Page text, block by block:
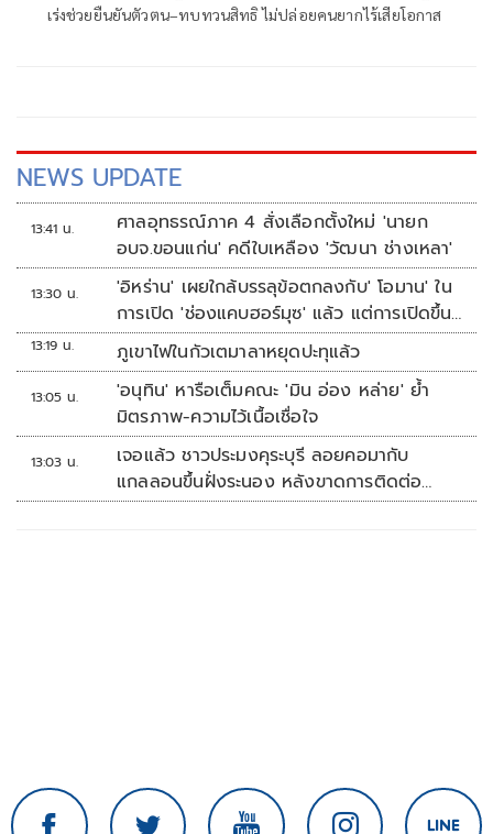
เร่งช่วยยืนยันตัวตน–ทบทวนสิทธิ ไม่ปล่อยคนยากไร้เสียโอกาส
NEWS UPDATE
13:41 น.
ศาลอุทธรณ์ภาค 4 สั่งเลือกตั้งใหม่ 'นายก
อบจ.ขอนแก่น' คดีใบเหลือง 'วัฒนา ช่างเหลา'
13:30 น.
'อิหร่าน' เผยใกล้บรรลุข้อตกลงกับ' โอมาน' ใน
การเปิด 'ช่องแคบฮอร์มุซ' แล้ว แต่การเปิดขึ้น
อยู่กับสหรัฐฯ
13:19 น. ภูเขาไฟในกัวเตมาลาหยุดปะทุแล้ว
13:05 น.
'อนุทิน' หารือเต็มคณะ 'มิน อ่อง หล่าย' ย้ำ
มิตรภาพ-ความไว้เนื้อเชื่อใจ
13:03 น.
เจอแล้ว ชาวประมงคุระบุรี ลอยคอมากับ
แกลลอนขึ้นฝั่งระนอง หลังขาดการติดต่อ
หลายวัน